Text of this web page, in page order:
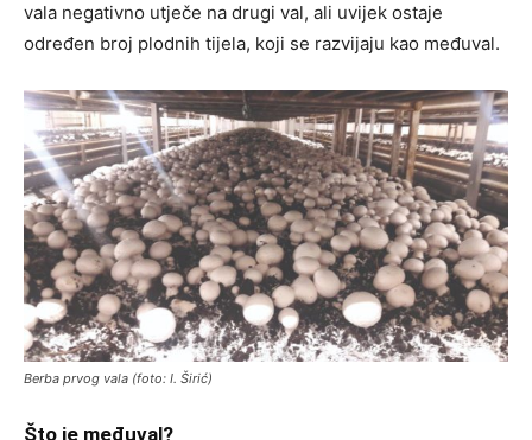
vala negativno utječe na drugi val, ali uvijek ostaje
određen broj plodnih tijela, koji se razvijaju kao međuval.
Berba prvog vala (foto: I. Širić)
Što je međuval?